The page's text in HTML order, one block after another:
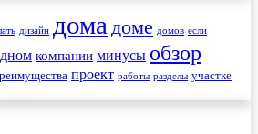
дизайн дома доме домов если
компании минусы обзор
проект работы разделы участке